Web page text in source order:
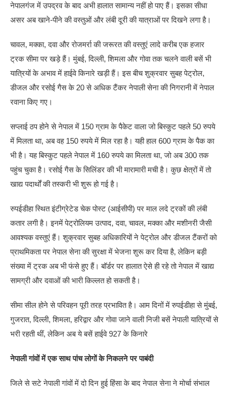
नेपालगंज में उपद्रव के बाद अभी हालात सामान्य नहीं हो पाए हैं। इसका सीधा
असर अब खाने-पीने की वस्तुओं और लंबी दूरी की यात्राओं पर दिखने लगा है।
चावल, मक्का, दवा और रोजमर्रा की जरूरत की वस्तुएं लादे करीब एक हजार
ट्रक सीमा पर खड़े हैं। मुंबई, दिल्ली, शिमला और गोवा तक चलने वाली बसें भी
यात्रियों के अभाव में हाईवे किनारे खड़ी हैं। इस बीच शुक्रवार सुबह पेट्रोल,
डीजल और रसोई गैस के 20 से अधिक टैंकर नेपाली सेना की निगरानी में नेपाल
रवाना किए गए।
सप्लाई ठप होने से नेपाल में 150 ग्राम के पैकेट वाला जो बिस्कुट पहले 50 रुपये
में मिलता था, अब वह 150 रुपये में मिल रहा है। यही हाल 600 ग्राम के पैक का
भी है। यह बिस्कुट पहले नेपाल में 160 रुपये का मिलता था, जो अब 300 तक
पहुंच चुका है। रसोई गैस के सिलिंडर की भी मारामारी मची है। कुछ क्षेत्रों में तो
खाद्य पदार्थों की तस्करी भी शुरू हो गई है।
रुपईडीहा स्थित इंटीग्रेटेड चेक पोस्ट (आईसीपी) पर माल लदे ट्रकों की लंबी
कतार लगी है। इनमें पेट्रोलियम उत्पाद, दवा, चावल, मक्का और मशीनरी जैसी
आवश्यक वस्तुएं हैं। शुक्रवार सुबह अधिकारियों ने पेट्रोल और डीजल टैंकरों को
प्राथमिकता पर नेपाल सेना की सुरक्षा में भेजना शुरू कर दिया है, लेकिन बड़ी
संख्या में ट्रक अब भी फंसे हुए हैं। बॉर्डर पर हालात ऐसे ही रहे तो नेपाल में खाद्य
सामग्री और दवाओं की भारी किल्लत हो सकती है।
सीमा सील होने से परिवहन पूरी तरह प्रभावित है। आम दिनों में रुपईडीहा से मुंबई,
गुजरात, दिल्ली, शिमला, हरिद्वार और गोवा जाने वाली निजी बसें नेपाली यात्रियों से
भरी रहती थीं, लेकिन अब ये बसें हाईवे 927 के किनारे
नेपाली गांवों में एक साथ पांच लोगों के निकलने पर पाबंदी
जिले से सटे नेपाली गांवों में दो दिन हुई हिंसा के बाद नेपाल सेना ने मोर्चा संभाल